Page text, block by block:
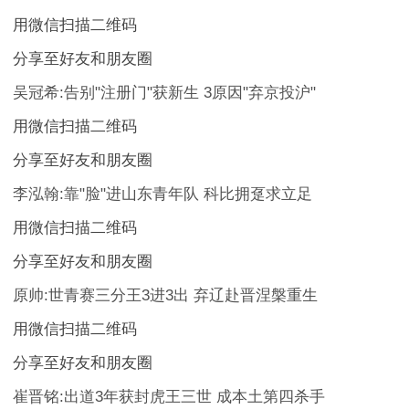
用微信扫描二维码
分享至好友和朋友圈
吴冠希:告别"注册门"获新生 3原因"弃京投沪"
用微信扫描二维码
分享至好友和朋友圈
李泓翰:靠"脸"进山东青年队 科比拥趸求立足
用微信扫描二维码
分享至好友和朋友圈
原帅:世青赛三分王3进3出 弃辽赴晋涅槃重生
用微信扫描二维码
分享至好友和朋友圈
崔晋铭:出道3年获封虎王三世 成本土第四杀手